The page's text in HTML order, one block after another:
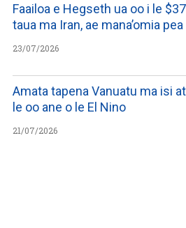
Faailoa e Hegseth ua oo i le
taua ma Iran, ae mana’omia
23/07/2026
Amata tapena Vanuatu ma isi
le oo ane o le El Nino
21/07/2026